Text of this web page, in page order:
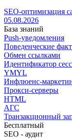
SEO-оптимизация
05.08.2026
База знаний
Push-уведомления
Поведенческие
Обмен ссылками
Идентификатор
YMYL
Инфлюенс-
Прокси-серверы
HTML
АГС
Транзакционный
Бесплатный
SEO - аудит